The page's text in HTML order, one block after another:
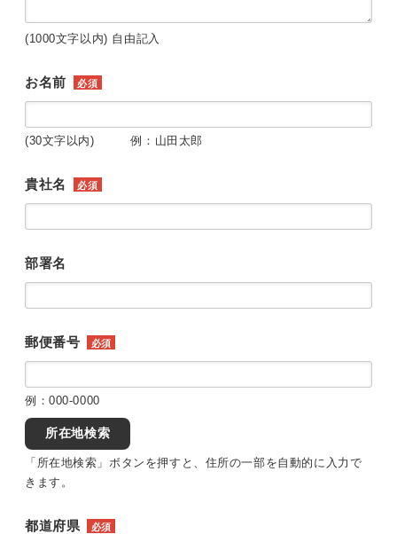
(1000文字以内) 自由記入
お名前 必須
(30文字以内) 例：山田太郎
貴社名 必須
部署名
郵便番号 必須
例：000-0000
所在地検索
「所在地検索」ボタンを押すと、住所の一部を自動的に入力で
きます。
都道府県 必須